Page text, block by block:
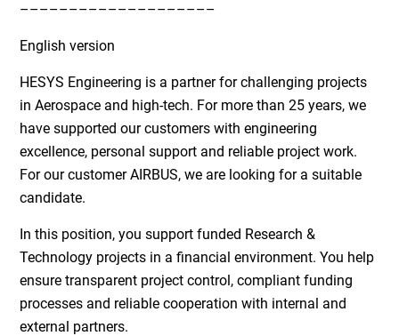
––––––––––––––––––––
English version
HESYS Engineering is a partner for challenging projects
in Aerospace and high-tech. For more than 25 years, we
have supported our customers with engineering
excellence, personal support and reliable project work.
For our customer AIRBUS, we are looking for a suitable
candidate.
In this position, you support funded Research &
Technology projects in a financial environment. You help
ensure transparent project control, compliant funding
processes and reliable cooperation with internal and
external partners.